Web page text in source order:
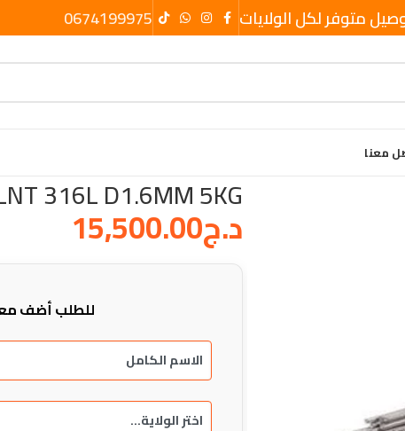
متوفر لكل الولايات 0674199975
معنا
316L D1.6MM 5KG
د.ج15,500.00
للطلب أضف